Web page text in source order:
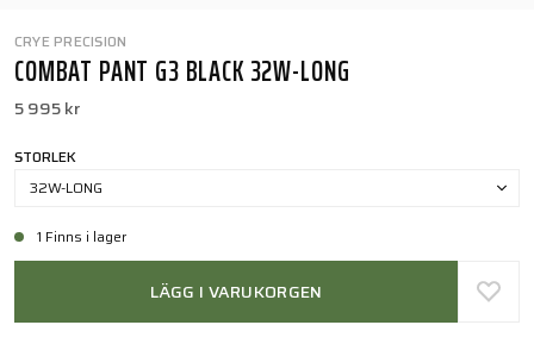
CRYE PRECISION
COMBAT PANT G3 BLACK 32W-LONG
5 995 kr
STORLEK
32W-LONG
1 Finns i lager
LÄGG I VARUKORGEN